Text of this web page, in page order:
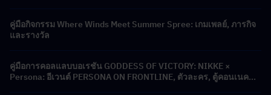
คู่มือกิจกรรม Where Winds Meet Summer Spree: เกมเพลย์, ภารกิจ
และรางวัล
คู่มือการคอลแลบบอเรชัน GODDESS OF VICTORY: NIKKE ×
Persona: อีเวนต์ PERSONA ON FRONTLINE, ตัวละคร, ตู้คอนเนคชั่น